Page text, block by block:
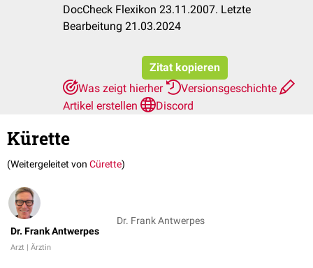
DocCheck Flexikon 23.11.2007. Letzte
Bearbeitung 21.03.2024
Zitat kopieren
Was zeigt hierher
Versionsgeschichte
Artikel erstellen
Discord
Kürette
(Weitergeleitet von Cürette)
Dr. Frank Antwerpes
Arzt | Ärztin
Dr. Frank Antwerpes